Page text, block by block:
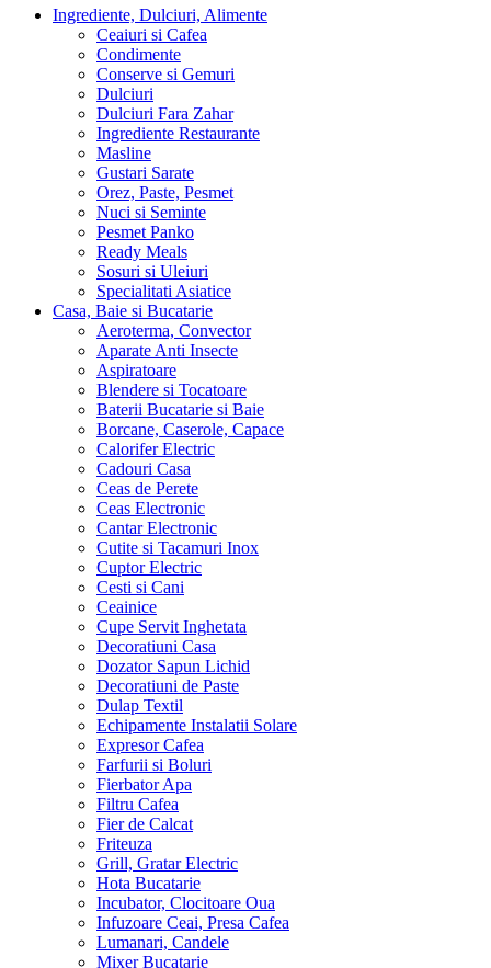
Ingrediente, Dulciuri, Alimente
Ceaiuri si Cafea
Condimente
Conserve si Gemuri
Dulciuri
Dulciuri Fara Zahar
Ingrediente Restaurante
Masline
Gustari Sarate
Orez, Paste, Pesmet
Nuci si Seminte
Pesmet Panko
Ready Meals
Sosuri si Uleiuri
Specialitati Asiatice
Casa, Baie si Bucatarie
Aeroterma, Convector
Aparate Anti Insecte
Aspiratoare
Blendere si Tocatoare
Baterii Bucatarie si Baie
Borcane, Caserole, Capace
Calorifer Electric
Cadouri Casa
Ceas de Perete
Ceas Electronic
Cantar Electronic
Cutite si Tacamuri Inox
Cuptor Electric
Cesti si Cani
Ceainice
Cupe Servit Inghetata
Decoratiuni Casa
Dozator Sapun Lichid
Decoratiuni de Paste
Dulap Textil
Echipamente Instalatii Solare
Expresor Cafea
Farfurii si Boluri
Fierbator Apa
Filtru Cafea
Fier de Calcat
Friteuza
Grill, Gratar Electric
Hota Bucatarie
Incubator, Clocitoare Oua
Infuzoare Ceai, Presa Cafea
Lumanari, Candele
Mixer Bucatarie